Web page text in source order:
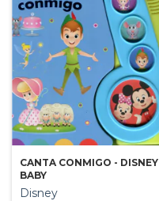
CANTA CONMIGO - DISNEY
BABY
Disney